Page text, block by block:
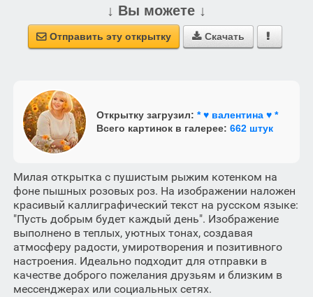
↓ Вы можете ↓
 Отправить эту открытку  Скачать 
Открытку загрузил: * ♥ валентина ♥ *
Всего картинок в галерее: 662 штук
Милая открытка с пушистым рыжим котенком на
фоне пышных розовых роз. На изображении наложен
красивый каллиграфический текст на русском языке:
"Пусть добрым будет каждый день". Изображение
выполнено в теплых, уютных тонах, создавая
атмосферу радости, умиротворения и позитивного
настроения. Идеально подходит для отправки в
качестве доброго пожелания друзьям и близким в
мессенджерах или социальных сетях.